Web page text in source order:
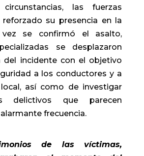
las fuerzas
su presencia en la
vez se confirmó el asalto,
se desplazaron
del incidente con el objetivo
a los conductores y a
así como de investigar
delictivos que parecen
frecuencia.
de las víctimas,